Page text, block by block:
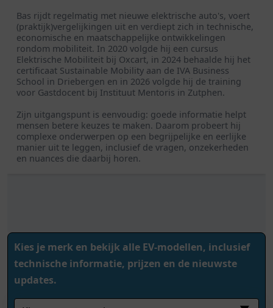
Bas rijdt regelmatig met nieuwe elektrische auto's, voert
(praktijk)vergelijkingen uit en verdiept zich in technische,
economische en maatschappelijke ontwikkelingen
rondom mobiliteit. In 2020 volgde hij een cursus
Elektrische Mobiliteit bij Oxcart, in 2024 behaalde hij het
certificaat Sustainable Mobility aan de IVA Business
School in Driebergen en in 2026 volgde hij de training
voor Gastdocent bij Instituut Mentoris in Zutphen.
Zijn uitgangspunt is eenvoudig: goede informatie helpt
mensen betere keuzes te maken. Daarom probeert hij
complexe onderwerpen op een begrijpelijke en eerlijke
manier uit te leggen, inclusief de vragen, onzekerheden
en nuances die daarbij horen.
Kies je merk en bekijk alle EV-modellen, inclusief
technische informatie, prijzen en de nieuwste
updates.